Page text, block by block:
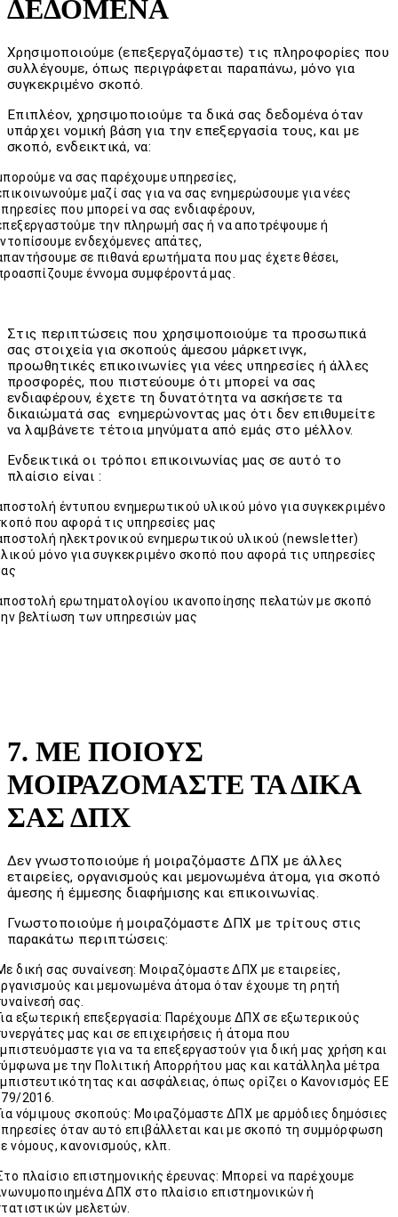
ΔΕΔΟΜΕΝΑ
Χρησιμοποιούμε (επεξεργαζόμαστε) τις πληροφορίες που
συλλέγουμε, όπως περιγράφεται παραπάνω, μόνο για
συγκεκριμένο σκοπό.
Επιπλέον, χρησιμοποιούμε τα δικά σας δεδομένα όταν
υπάρχει νομική βάση για την επεξεργασία τους, και με
σκοπό, ενδεικτικά, να:
να σας παρέχουμε υπηρεσίες,
μαζί σας για να σας ενημερώσουμε για νέες
που μπορεί να σας ενδιαφέρουν,
την πληρωμή σας ή να αποτρέψουμε ή
ενδεχόμενες απάτες,
σε πιθανά ερωτήματα που μας έχετε θέσει,
έννομα συμφέροντά μας.
Στις περιπτώσεις που χρησιμοποιούμε τα προσωπικά
σας στοιχεία για σκοπούς άμεσου μάρκετινγκ,
προωθητικές επικοινωνίες για νέες υπηρεσίες ή άλλες
προσφορές, που πιστεύουμε ότι μπορεί να σας
ενδιαφέρουν, έχετε τη δυνατότητα να ασκήσετε τα
δικαιώματά σας ενημερώνοντας μας ότι δεν επιθυμείτε
να λαμβάνετε τέτοια μηνύματα από εμάς στο μέλλον.
Ενδεικτικά οι τρόποι επικοινωνίας μας σε αυτό το
πλαίσιο είναι :
έντυπου ενημερωτικού υλικού μόνο για συγκεκριμένο
που αφορά τις υπηρεσίες μας
ηλεκτρονικού ενημερωτικού υλικού (newsletter)
μόνο για συγκεκριμένο σκοπό που αφορά τις υπηρεσίες
ερωτηματολογίου ικανοποίησης πελατών με σκοπό
βελτίωση των υπηρεσιών μας
7. ΜΕ ΠΟΙΟΥΣ
ΜΟΙΡΑΖΟΜΑΣΤΕ ΤΑ ΔΙΚΑ
ΣΑΣ ΔΠΧ
Δεν γνωστοποιούμε ή μοιραζόμαστε ΔΠΧ με άλλες
εταιρείες, οργανισμούς και μεμονωμένα άτομα, για σκοπό
άμεσης ή έμμεσης διαφήμισης και επικοινωνίας.
Γνωστοποιούμε ή μοιραζόμαστε ΔΠΧ με τρίτους στις
παρακάτω περιπτώσεις:
δική σας συναίνεση: Μοιραζόμαστε ΔΠΧ με εταιρείες,
και μεμονωμένα άτομα όταν έχουμε τη ρητή
σας.
εξωτερική επεξεργασία: Παρέχουμε ΔΠΧ σε εξωτερικούς
μας και σε επιχειρήσεις ή άτομα που
για να τα επεξεργαστούν για δική μας χρήση και
με την Πολιτική Απορρήτου μας και κατάλληλα μέτρα
και ασφάλειας, όπως ορίζει ο Κανονισμός EΕ
2016.
νόμιμους σκοπούς: Μοιραζόμαστε ΔΠΧ με αρμόδιες δημόσιες
όταν αυτό επιβάλλεται και με σκοπό τη συμμόρφωση
νόμους, κανονισμούς, κλπ.
πλαίσιο επιστημονικής έρευνας: Μπορεί να παρέχουμε
ΔΠΧ στο πλαίσιο επιστημονικών ή
μελετών.